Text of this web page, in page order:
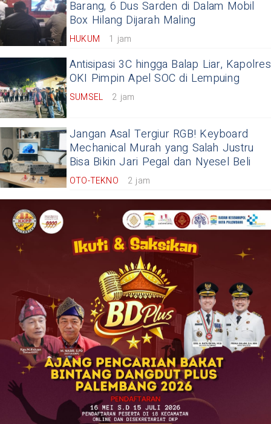
Barang, 6 Dus Sarden di Dalam Mobil
Box Hilang Dijarah Maling
HUKUM 1 jam
Antisipasi 3C hingga Balap Liar, Kapolres
OKI Pimpin Apel SOC di Lempuing
SUMSEL 2 jam
Jangan Asal Tergiur RGB! Keyboard
Mechanical Murah yang Salah Justru
Bisa Bikin Jari Pegal dan Nyesel Beli
OTO-TEKNO 2 jam